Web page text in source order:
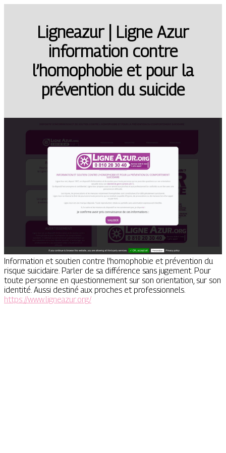
Ligneazur | Ligne Azur
information contre
l’homophobie et pour la
prévention du suicide
Information et soutien contre l'homophobie et prévention du
risque suicidaire. Parler de sa différence sans jugement. Pour
toute personne en questionnement sur son orientation, sur son
identité. Aussi destiné aux proches et professionnels.
https://www.ligneazur.org/